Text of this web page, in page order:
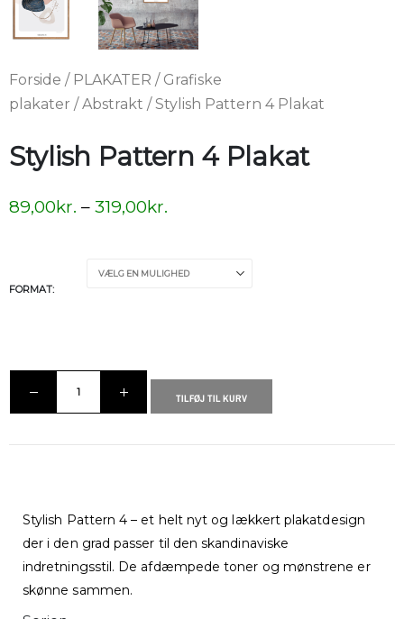
Forside / PLAKATER / Grafiske
plakater /Abstrakt / Stylish Pattern 4 Plakat
Stylish Pattern 4 Plakat
89,00kr. – 319,00kr.
FORMAT
TILFØJ TIL KURV
Stylish Pattern 4 – et helt nyt og lækkert plakatdesign
der i den grad passer til den skandinaviske
indretningsstil. De afdæmpede toner og mønstrene er
skønne sammen.